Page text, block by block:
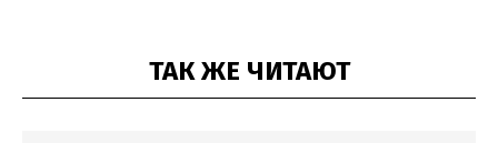
ТАК ЖЕ ЧИТАЮТ